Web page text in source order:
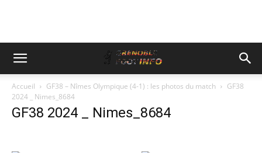
Accueil GF38 – Nîmes Olympique (4-1) : les photos du match
GF38
2024 _ Nimes_8684
GF38 2024 _ Nimes_8684